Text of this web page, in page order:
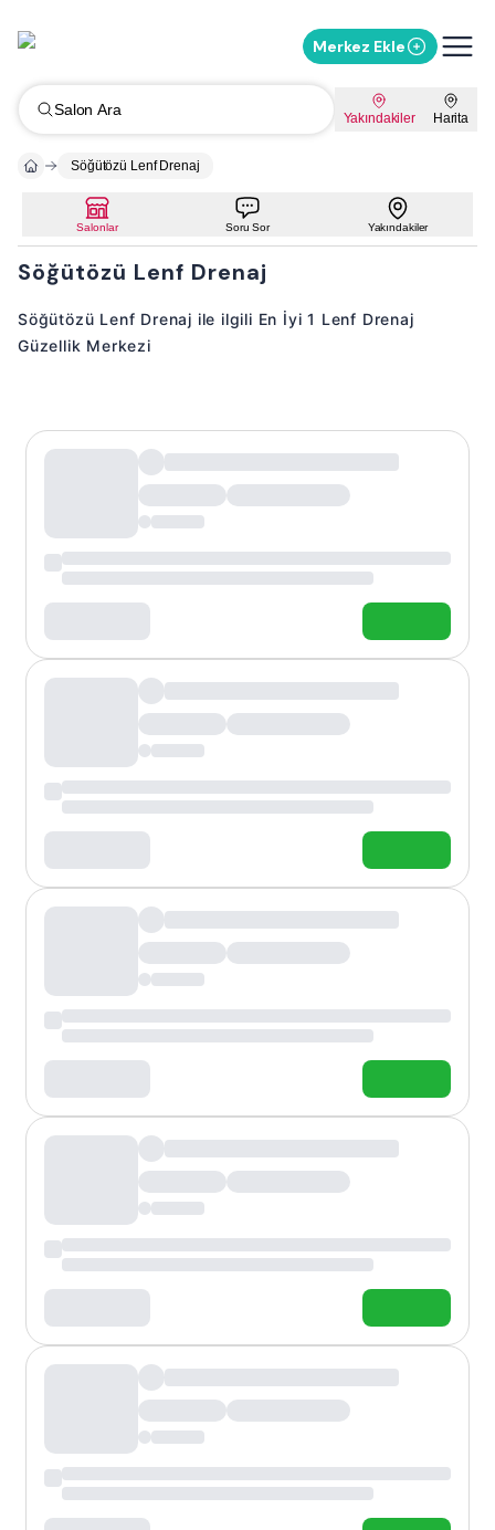
Merkez Ekle
Salon Ara Yakındakiler Harita
Söğütözü Lenf Drenaj
Salonlar Soru Sor Yakındakiler
Söğütözü Lenf Drenaj
Söğütözü Lenf Drenaj ile ilgili En İyi 1 Lenf Drenaj
Güzellik Merkezi